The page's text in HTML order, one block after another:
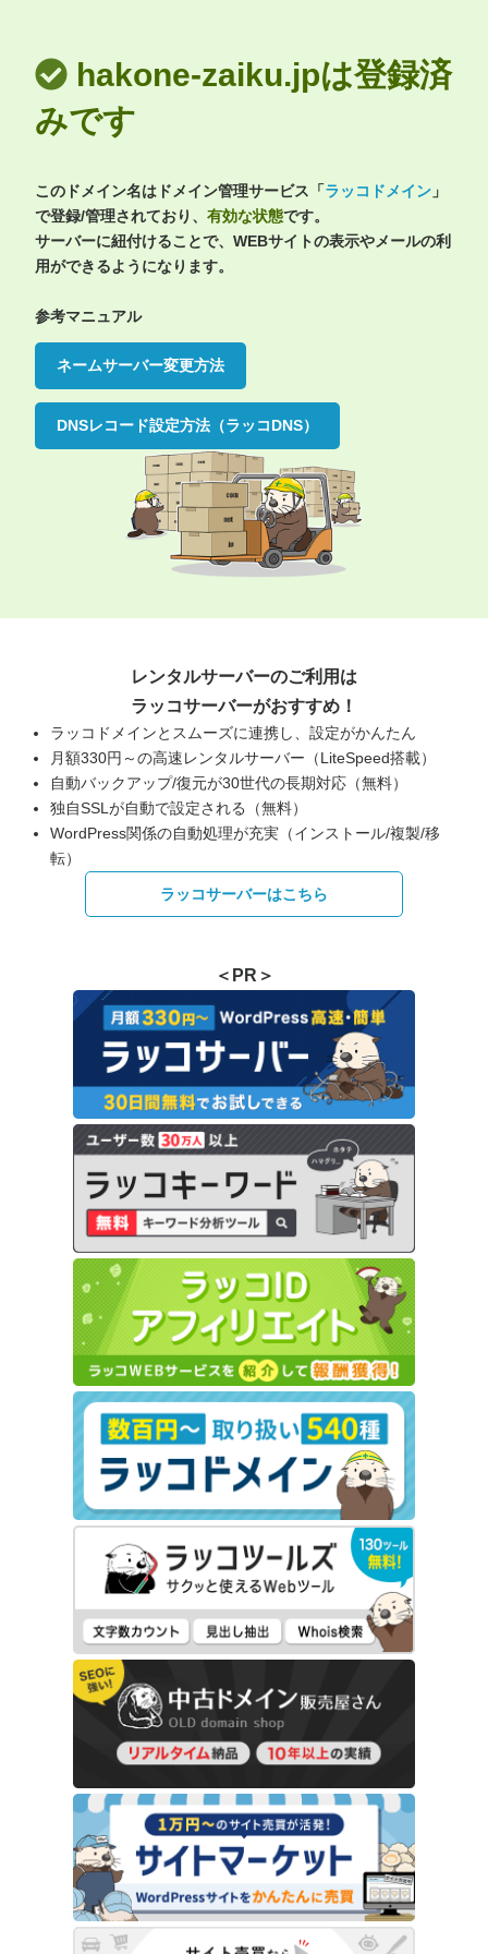
hakone-zaiku.jpは登録済
みです
このドメイン名はドメイン管理サービス「ラッコドメイン 」
で登録/管理されており、 有効な状態です。
サーバーに紐付けることで、WEBサイトの表示やメールの利
用ができるようになります。
参考マニュアル
ネームサーバー変更方法
DNSレコード設定方法（ラッコDNS）
レンタルサーバーのご利用は
ラッコサーバーがおすすめ！
ラッコドメインとスムーズに連携し、設定がかんたん
月額330円～の高速レンタルサーバー（LiteSpeed搭載）
自動バックアップ/復元が30世代の長期対応（無料）
独自SSLが自動で設定される（無料）
WordPress関係の自動処理が充実（インストール/複製/移
転）
ラッコサーバーはこちら
＜PR＞